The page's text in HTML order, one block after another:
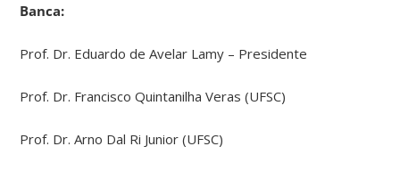
Banca:
Prof. Dr. Eduardo de Avelar Lamy – Presidente
Prof. Dr. Francisco Quintanilha Veras (UFSC)
Prof. Dr. Arno Dal Ri Junior (UFSC)